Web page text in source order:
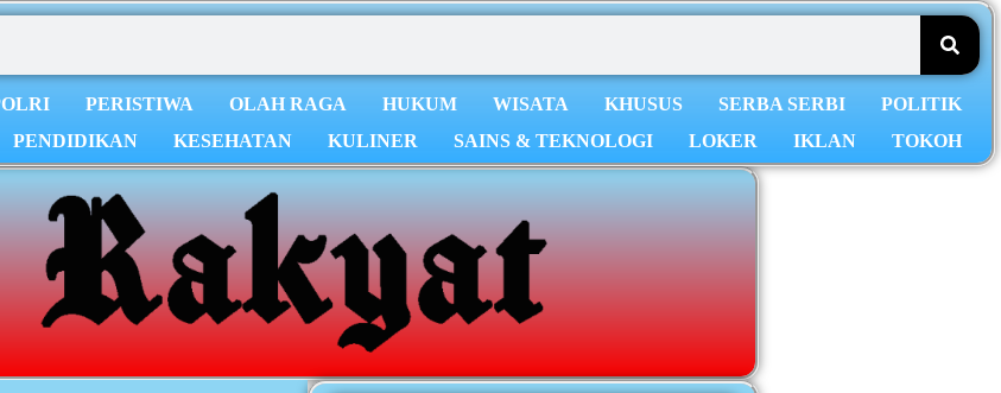
PERISTIWA OLAH RAGA HUKUM WISATA KHUSUS SERBA SERBI
POLITIK
PENDIDIKAN KESEHATAN KULINER SAINS & TEKNOLOGI LOKER IKLAN TOKOH